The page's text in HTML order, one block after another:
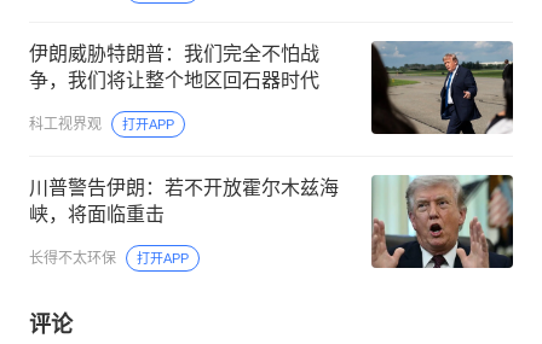
伊朗威胁特朗普：我们完全不怕战
争，我们将让整个地区回石器时代
科工视界观 打开APP
川普警告伊朗：若不开放霍尔木兹海
峡，将面临重击
长得不太环保 打开APP
评论